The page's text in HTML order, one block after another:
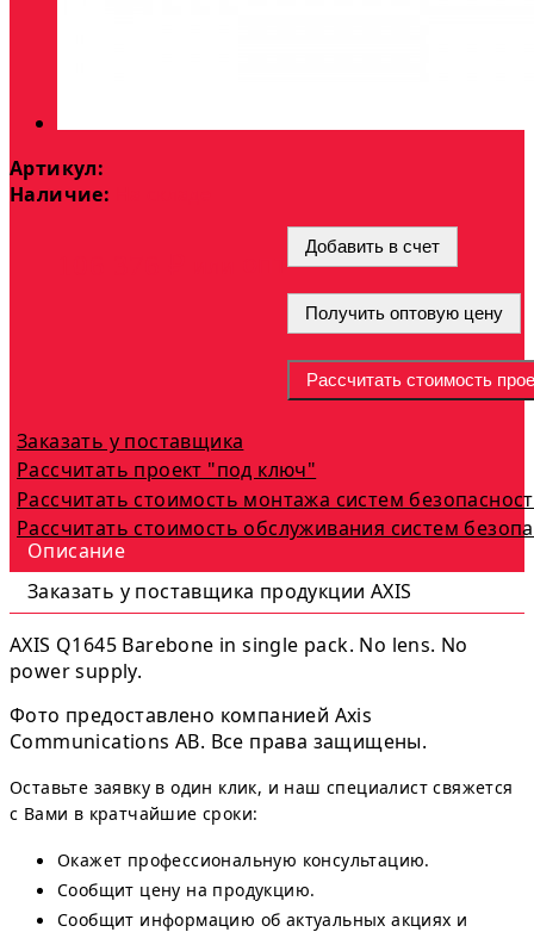
Артикул:
Наличие:
Добавить в счет
Получить оптовую цену
Рассчитать стоимость
Заказать у поставщика
Рассчитать проект "под ключ"
Рассчитать стоимость монтажа систем
Рассчитать стоимость обслуживания систем
Описание
Заказать у поставщика продукции AXIS
AXIS Q1645 Barebone in single pack. No lens. No
power supply.
Фото предоставлено компанией Axis
Communications AB. Все права защищены.
Оставьте заявку в один клик, и наш специалист свяжется
с Вами в кратчайшие сроки:
Окажет профессиональную консультацию.
Сообщит цену на продукцию.
Сообщит информацию об актуальных акциях и